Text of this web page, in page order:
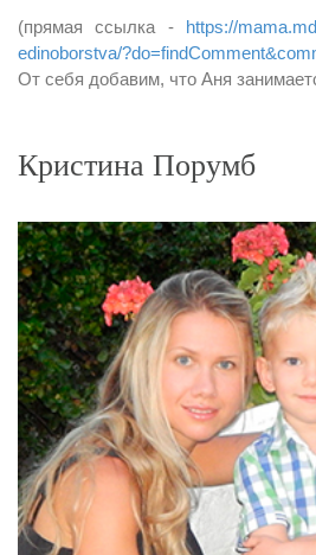
(прямая ссылка - https://
edinoborstva/
От себя добавим, что Аня
Кристина Порумб